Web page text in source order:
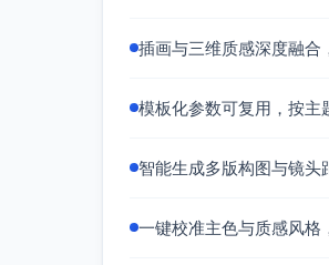
插画与三维质感深度融合
模板化参数可复用，按主
智能生成多版构图与镜头
一键校准主色与质感风格